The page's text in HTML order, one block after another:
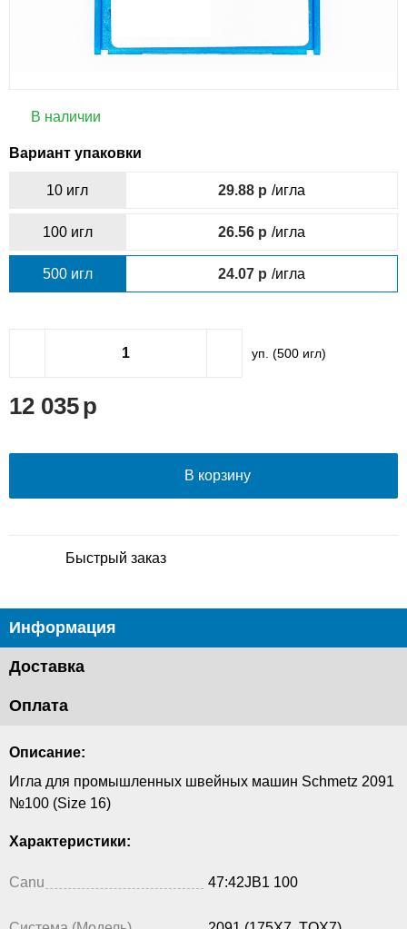
В наличии
Вариант упаковки
10 игл 29.88 /игла
100 игл 26.56 /игла
500 игл 24.07 /игла
уп. (500игл)
12 035
В корзину
Быстрый заказ
Информация
Доставка
Оплата
Описание:
Игла для промышленных швейных машин Schmetz 2091
№100 (Size 16)
Характеристики:
Canu 47:42JB1 100